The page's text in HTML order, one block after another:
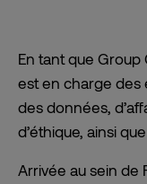
En tant que Group
est en charge des
des données,
d’éthique, ainsi
Arrivée au sein de